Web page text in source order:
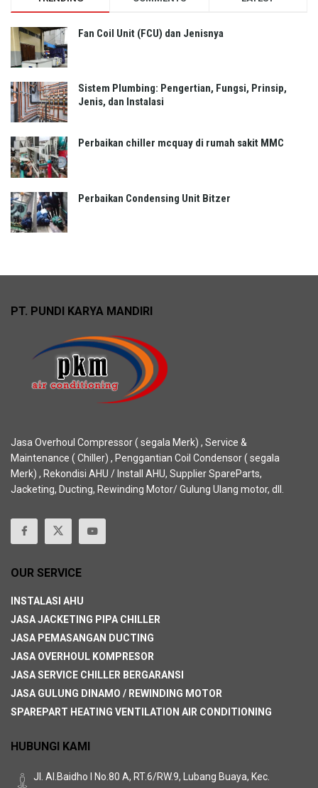
Fan Coil Unit (FCU) dan Jenisnya
Sistem Plumbing: Pengertian, Fungsi, Prinsip,
Jenis, dan Instalasi
Perbaikan chiller mcquay di rumah sakit MMC
Perbaikan Condensing Unit Bitzer
PT. PUNDI KARYA MANDIRI
Jasa Overhoul Compressor ( segala Merk) , Service &
Maintenance ( Chiller) , Penggantian Coil Condensor ( segala
Merk) , Rekondisi AHU / Install AHU, Supplier SpareParts,
Jacketing, Ducting, Rewinding Motor/ Gulung Ulang motor, dll.
OUR SERVICE
INSTALASI AHU
JASA JACKETING PIPA CHILLER
JASA PEMASANGAN DUCTING
JASA OVERHOUL KOMPRESOR
JASA SERVICE CHILLER BERGARANSI
JASA GULUNG DINAMO / REWINDING MOTOR
SPAREPART HEATING VENTILATION AIR CONDITIONING
HUBUNGI KAMI
Jl. Al.Baidho I No.80 A, RT.6/RW.9, Lubang Buaya, Kec.